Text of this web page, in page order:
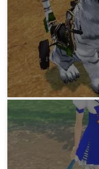
探検25ま
マビ
騎